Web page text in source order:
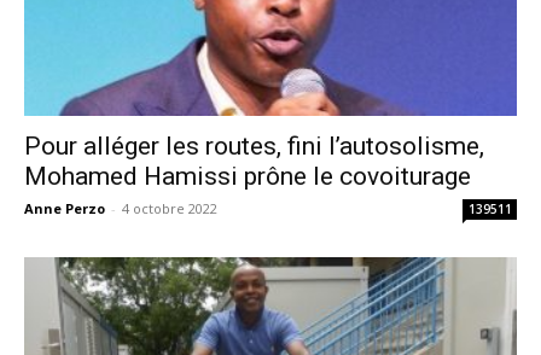
Pour alléger les routes, fini l’autosolisme,
Mohamed Hamissi prône le covoiturage
Anne Perzo - 4 octobre 2022 139511